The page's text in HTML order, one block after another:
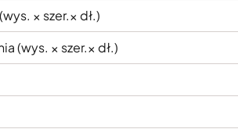
× szer.× dł.)
(wys. × szer.× dł.)